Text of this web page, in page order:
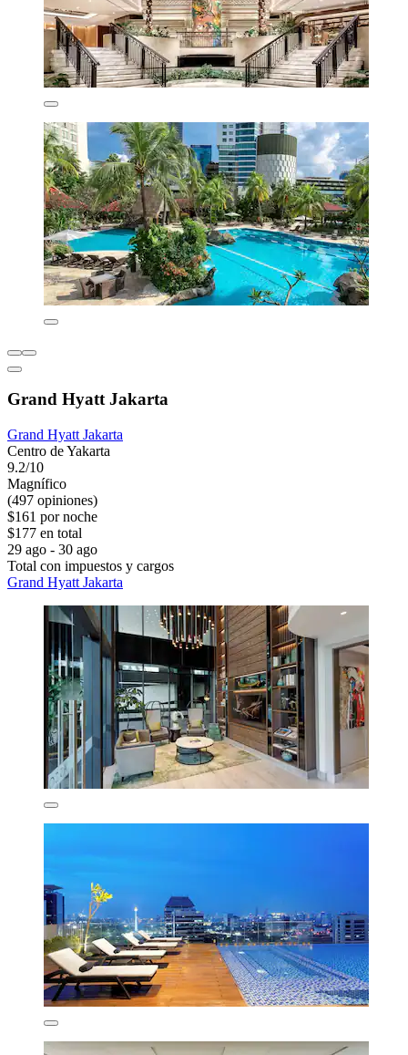
Grand Hyatt Jakarta
Grand Hyatt Jakarta
Centro de Yakarta
9.2/10
Magnífico
(497 opiniones)
$161 por noche
$177 en total
29 ago - 30 ago
Total con impuestos y cargos
Grand Hyatt Jakarta